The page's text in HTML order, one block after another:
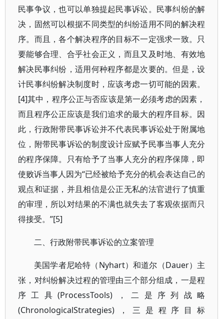
民事争议，也可以单独提起民事诉讼。民事纠纷的解
决，固然可以根据不同类型的纠纷适用不同的解决程
序。而且，各个解决程序的目标不一定强求一致。只
要能够合理、合乎社会正义，而且又及时地、有效地
解决民事纠纷，适用何种程序都是次要的。但是，设
计民事纠纷解决制度时，应该考虑一切可能的因素。
[4]其中，程序公正与否应该是第一必须考虑的因素，
而且程序公正应该是我们追求的最大的程序目标。因
此，行政附带民事诉讼并不代表民事诉讼处于附属地
位，附带民事诉讼的制度设计应赋予民事当事人充分
的程序保障。只有给予了当事人充分的程序保障，即
使败诉当事人因为“已经被给予充分的机会表达自己的
观点和证据，并且相信是公正无私的法官进行了慎重
的审理，所以对结果的不满也就失去了客观依据而只
得接受。”[5]
二、行政附带民事诉讼的立案管理
美国学者尼哈特（Nyhart）和道尔（Dauer）主
张，对纠纷解决过程的管理由三个部分组成，一是程
序工具(ProcessTools)，二是序列战略
(ChronologicalStrategies)，三是程序目标